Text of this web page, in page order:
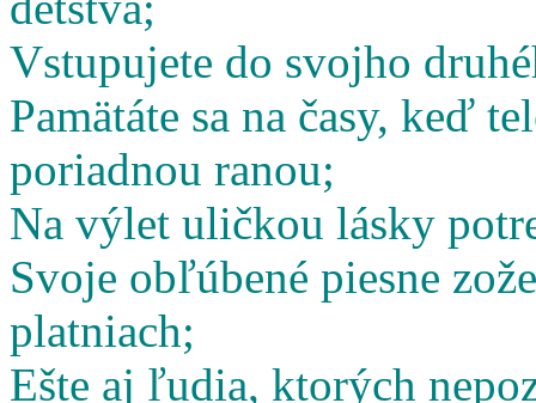
Vstupujete do svojho
Pamätáte sa na časy, keď
poriadnou ranou;
Na výlet uličkou lásky
Svoje obľúbené piesne
platniach;
Ešte aj ľudia, ktorých